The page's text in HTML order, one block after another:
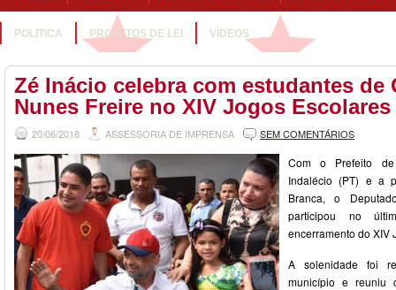
POLITICA PROJETOS DE LEI VÍDEOS
Zé Inácio celebra com estudantes de
Nunes Freire no XIV Jogos Escolares
20/06/2018 ASSESSORIA DE IMPRENSA SEM COMENTÁRIOS
Com o Prefeito de
Indalécio (PT) e a
Branca, o
participou no
encerramento do XIV
A solenidade foi
município e reuniu